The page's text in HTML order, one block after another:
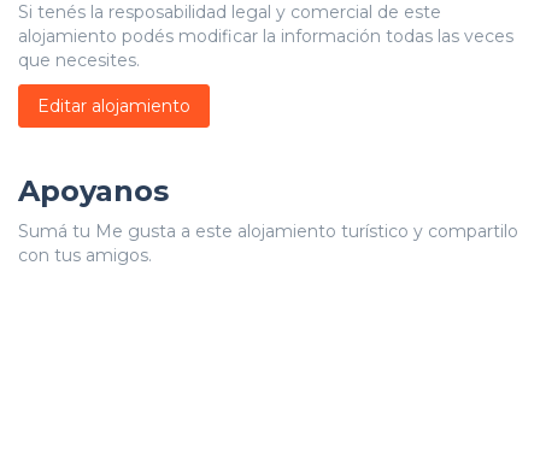
Si tenés la resposabilidad legal y comercial de este
alojamiento podés modificar la información todas las veces
que necesites.
Editar alojamiento
Apoyanos
Sumá tu Me gusta a este alojamiento turístico y compartilo
con tus amigos.